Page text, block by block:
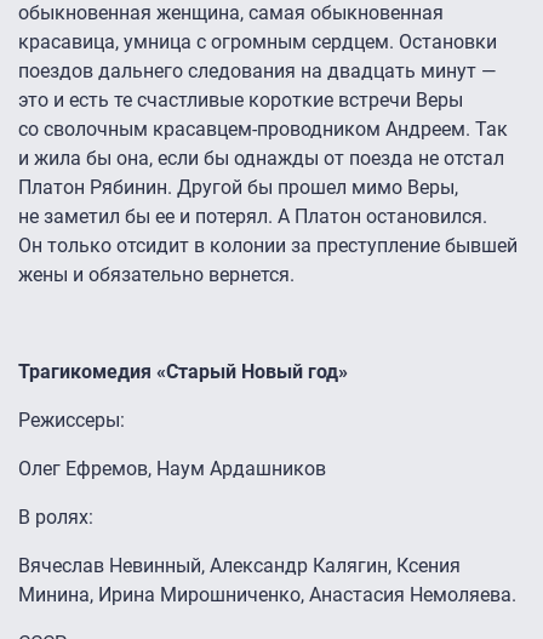
обыкновенная женщина, самая обыкновенная
красавица, умница с огромным сердцем. Остановки
поездов дальнего следования на двадцать минут —
это и есть те счастливые короткие встречи Веры
со сволочным красавцем-проводником Андреем. Так
и жила бы она, если бы однажды от поезда не отстал
Платон Рябинин. Другой бы прошел мимо Веры,
не заметил бы ее и потерял. А Платон остановился.
Он только отсидит в колонии за преступление бывшей
жены и обязательно вернется.
Трагикомедия «Старый Новый год»
Режиссеры:
Олег Ефремов, Наум Ардашников
В ролях:
Вячеслав Невинный, Александр Калягин, Ксения
Минина, Ирина Мирошниченко, Анастасия Немоляева.